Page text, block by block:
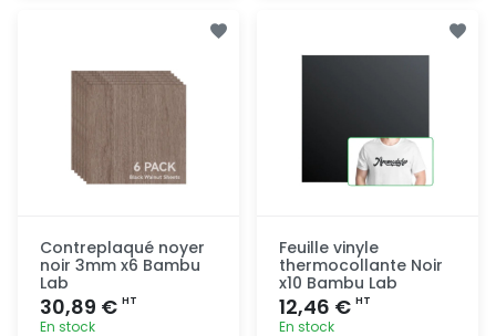
Contreplaqué noyer
noir 3mm x6 Bambu
Lab
30,89 € HT
En stock
Feuille vinyle
thermocollante Noir
x10 Bambu Lab
12,46 € HT
En stock